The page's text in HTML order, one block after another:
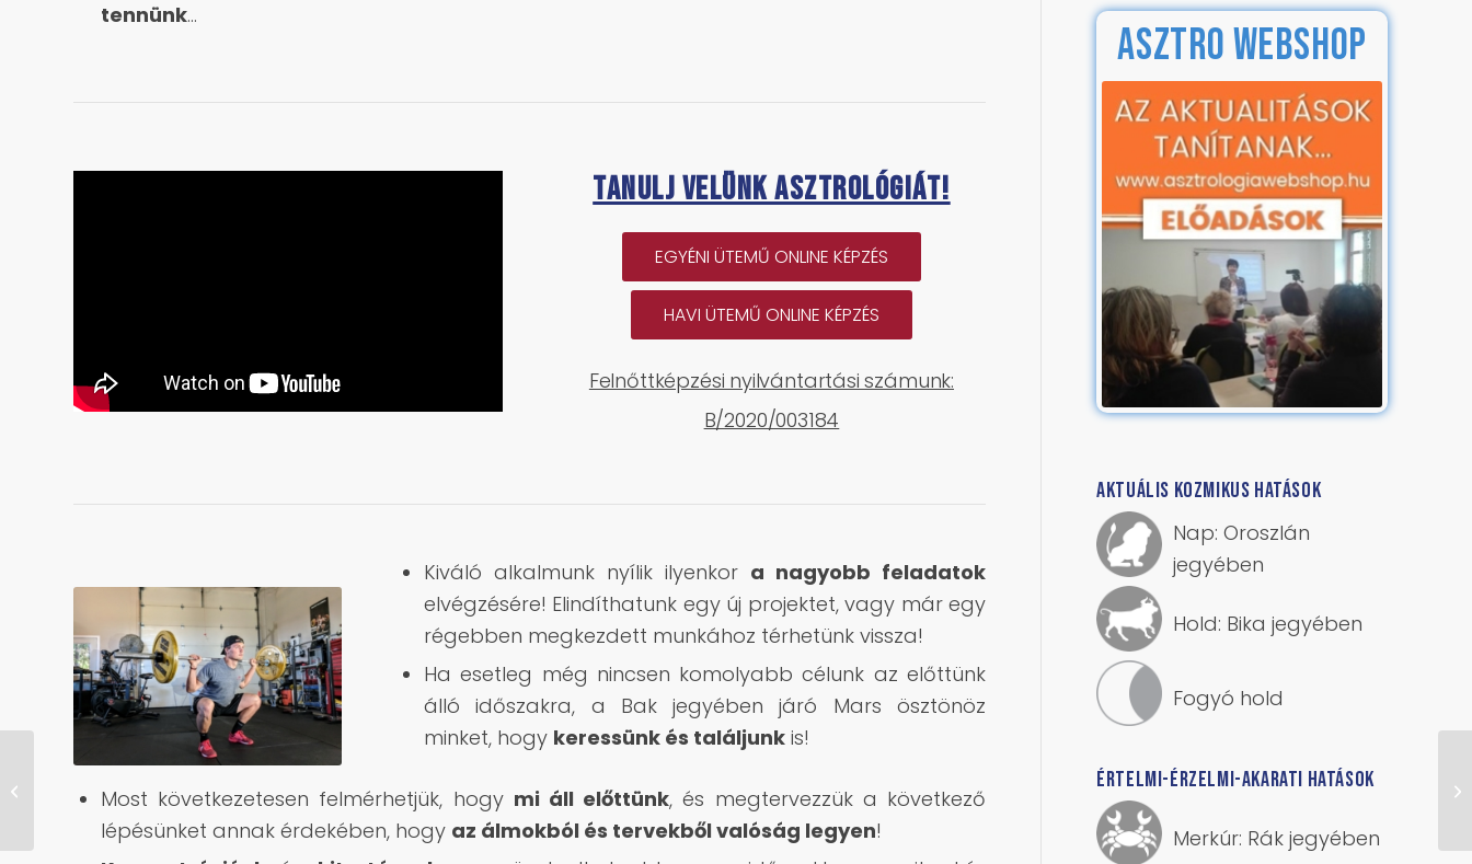
tennünk…
Tanulj velünk asztrológiát!
EGYÉNI ÜTEMŰ ONLINE KÉPZÉS
HAVI ÜTEMŰ ONLINE KÉPZÉS
Felnőttképzési nyilvántartási számunk:
B/2020/003184
Kiváló alkalmunk nyílik ilyenkor a nagyobb feladatok
elvégzésére! Elindíthatunk egy új projektet, vagy már egy
régebben megkezdett munkához térhetünk vissza!
Ha esetleg még nincsen komolyabb célunk az előttünk
álló időszakra, a Bak jegyében járó Mars ösztönöz
minket, hogy keressünk és találjunk is!
Most következetesen felmérhetjük, hogy mi áll előttünk, és megtervezzük a következő
lépésünket annak érdekében, hogy az álmokból és tervekből valóság legyen!
ASZTRO WEBSHOP
AKTUÁLIS KOZMIKUS HATÁSOK
Nap: Oroszlán
jegyében
Hold: Bika jegyében
Fogyó hold
ÉRTELMI-ÉRZELMI-AKARATI HATÁSOK
Merkúr: Rák jegyében
csillagjegyben